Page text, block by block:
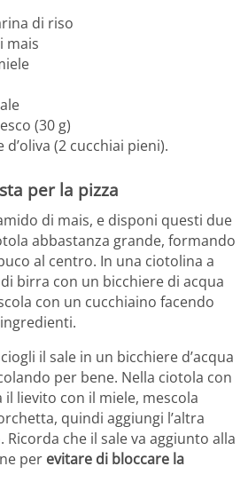
di riso
mais
(30 g)
(2 cucchiai pieni).
per la pizza
di mais, e disponi questi due
abbastanza grande, formando
al centro. In una ciotolina a
birra con un bicchiere di acqua
con un cucchiaino facendo
il sale in un bicchiere d’acqua
per bene. Nella ciotola con
lievito con il miele, mescola
quindi aggiungi l’altra
Ricorda che il sale va aggiunto alla
per evitare di bloccare la